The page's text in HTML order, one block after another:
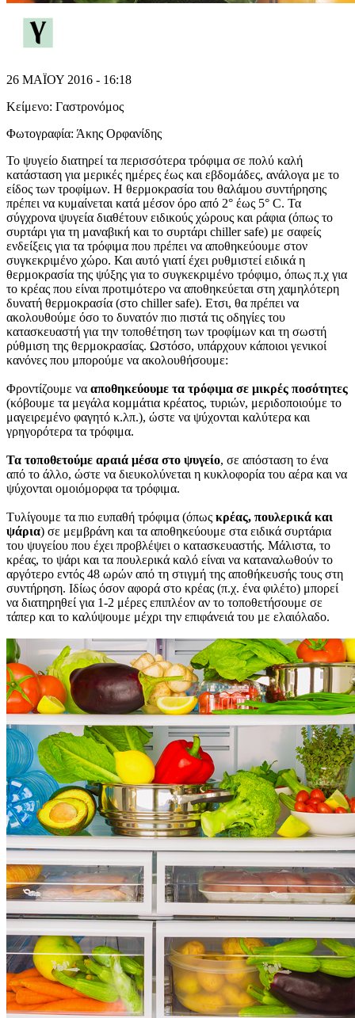
26 ΜΑΪΟΥ 2016 - 16:18
Κείμενο: Γαστρονόμος
Φωτογραφία: Άκης Ορφανίδης
Το ψυγείο διατηρεί τα περισσότερα τρόφιμα σε πολύ καλή
κατάσταση για μερικές ημέρες έως και εβδομάδες, ανάλογα με το
είδος των τροφίμων. Η θερμοκρασία του θαλάμου συντήρησης
πρέπει να κυμαίνεται κατά μέσον όρο από 2° έως 5° C. Τα
σύγχρονα ψυγεία διαθέτουν ειδικούς χώρους και ράφια (όπως το
συρτάρι για τη μαναβική και το συρτάρι chiller safe) με σαφείς
ενδείξεις για τα τρόφιμα που πρέπει να αποθηκεύουμε στον
συγκεκριμένο χώρο. Και αυτό γιατί έχει ρυθμιστεί ειδικά η
θερμοκρασία της ψύξης για το συγκεκριμένο τρόφιμο, όπως π.χ για
το κρέας που είναι προτιμότερο να αποθηκεύεται στη χαμηλότερη
δυνατή θερμοκρασία (στο chiller safe). Ετσι, θα πρέπει να
ακολουθούμε όσο το δυνατόν πιο πιστά τις οδηγίες του
κατασκευαστή για την τοποθέτηση των τροφίμων και τη σωστή
ρύθμιση της θερμοκρασίας. Ωστόσο, υπάρχουν κάποιοι γενικοί
κανόνες που μπορούμε να ακολουθήσουμε:
Φροντίζουμε να αποθηκεύουμε τα τρόφιμα σε μικρές ποσότητες
(κόβουμε τα μεγάλα κομμάτια κρέατος, τυριών, μεριδοποιούμε το
μαγειρεμένο φαγητό κ.λπ.), ώστε να ψύχονται καλύτερα και
γρηγορότερα τα τρόφιμα.
Τα τοποθετούμε αραιά μέσα στο ψυγείο, σε απόσταση το ένα
από το άλλο, ώστε να διευκολύνεται η κυκλοφορία του αέρα και να
ψύχονται ομοιόμορφα τα τρόφιμα.
Τυλίγουμε τα πιο ευπαθή τρόφιμα (όπως κρέας, πουλερικά και
ψάρια) σε μεμβράνη και τα αποθηκεύουμε στα ειδικά συρτάρια
του ψυγείου που έχει προβλέψει ο κατασκευαστής. Μάλιστα, το
κρέας, το ψάρι και τα πουλερικά καλό είναι να καταναλωθούν το
αργότερο εντός 48 ωρών από τη στιγμή της αποθήκευσής τους στη
συντήρηση. Ιδίως όσον αφορά στο κρέας (π.χ. ένα φιλέτο) μπορεί
να διατηρηθεί για 1-2 μέρες επιπλέον αν το τοποθετήσουμε σε
τάπερ και το καλύψουμε μέχρι την επιφάνειά του με ελαιόλαδο.